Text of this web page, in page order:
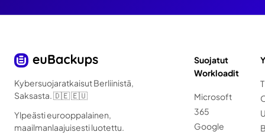
Kybersuojaratkaisut Berliinistä,
Saksasta. 🇩🇪 🇪🇺
Ylpeästi eurooppalainen,
maailmanlaajuisesti luotettu.
Suojatut
Workloadit
Microsoft
365
Google